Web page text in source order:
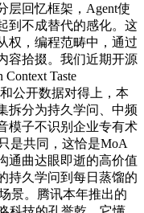
层回忆框架，Agent使
到不成替代的感化。这
权，编程范畴中，通过
容拾掇。我们近期开源
Taste
公开数据对得上，本
拆分为持久学问、中频
模子不识别企业专有术
是共同，这恰是MoA
通曲达眼即逝的高价值
持久学问到每日蒸馏的
景。腾讯本年推出的